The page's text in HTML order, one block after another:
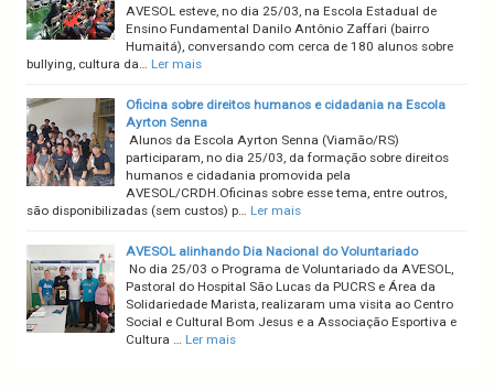
AVESOL esteve, no dia 25/03, na Escola Estadual de
Ensino Fundamental Danilo Antônio Zaffari (bairro
Humaitá), conversando com cerca de 180 alunos sobre
bullying, cultura da…
Ler mais
Oficina sobre direitos humanos e cidadania na Escola
Ayrton Senna
Alunos da Escola Ayrton Senna (Viamão/RS)
participaram, no dia 25/03, da formação sobre direitos
humanos e cidadania promovida pela
AVESOL/CRDH.Oficinas sobre esse tema, entre outros,
são disponibilizadas (sem custos) p…
Ler mais
AVESOL alinhando Dia Nacional do Voluntariado
No dia 25/03 o Programa de Voluntariado da AVESOL,
Pastoral do Hospital São Lucas da PUCRS e Área da
Solidariedade Marista, realizaram uma visita ao Centro
Social e Cultural Bom Jesus e a Associação Esportiva e
Cultura …
Ler mais